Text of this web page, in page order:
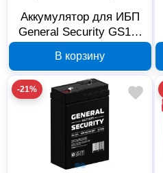
Аккумулятор для ИБП
General Security GS18-
В корзину
-21%